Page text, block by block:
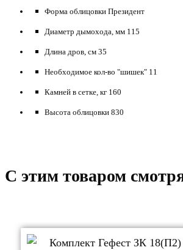
Форма облицовки Президент
Диаметр дымохода, мм 115
Длина дров, см 35
Необходимое кол-во "шишек" 11
Камней в сетке, кг 160
Высота облицовки 830
C этим товаром